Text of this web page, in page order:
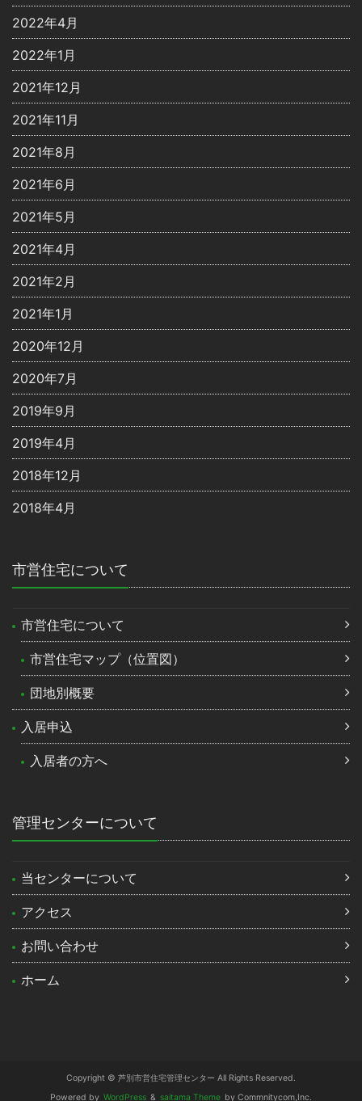
2022年4月
2022年1月
2021年12月
2021年11月
2021年8月
2021年6月
2021年5月
2021年4月
2021年2月
2021年1月
2020年12月
2020年7月
2019年9月
2019年4月
2018年12月
2018年4月
市営住宅について
市営住宅について
市営住宅マップ（位置図）
団地別概要
入居申込
入居者の方へ
管理センターについて
当センターについて
アクセス
お問い合わせ
ホーム
Copyright © 芦別市営住宅管理センター All Rights Reserved.
Powered by WordPress & saitama Theme by Commnitycom,Inc.